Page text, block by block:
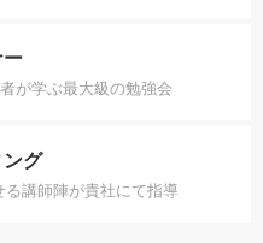
ー
が学ぶ最大級の勉強会
グ
講師陣が貴社にて指導